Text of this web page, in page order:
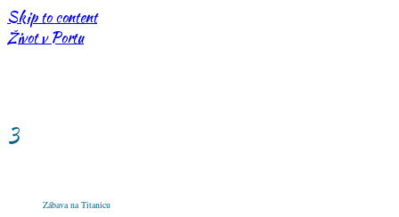
Skip to content
Život v Portu
3
Zábava na Titanicu